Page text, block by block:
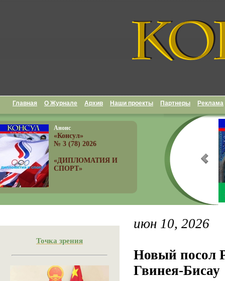
Главная О Журнале Архив Наши проекты Партнеры Реклама
Анонс
«Консул»
№ 3 (78) 2026
«ДИПЛОМАТИЯ И
СПОРТ»
Точка зрения
июн 10, 2026
Новый посол
Гвинея-Бисау